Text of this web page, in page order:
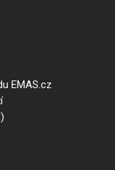
EMAS.cz